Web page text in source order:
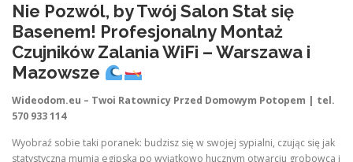
Nie Pozwól, by Twój Salon Stał się
Basenem! Profesjonalny Montaż
Czujników Zalania WiFi – Warszawa i
Mazowsze
Wideodom.eu – Twoi Ratownicy Przed Domowym Potopem | tel.
570 933 114
Wyobraź sobie taki poranek: budzisz się w swojej sypialni, czując się jak
statystyczna mumia egipska po wyjątkowo hucznym otwarciu grobowca i